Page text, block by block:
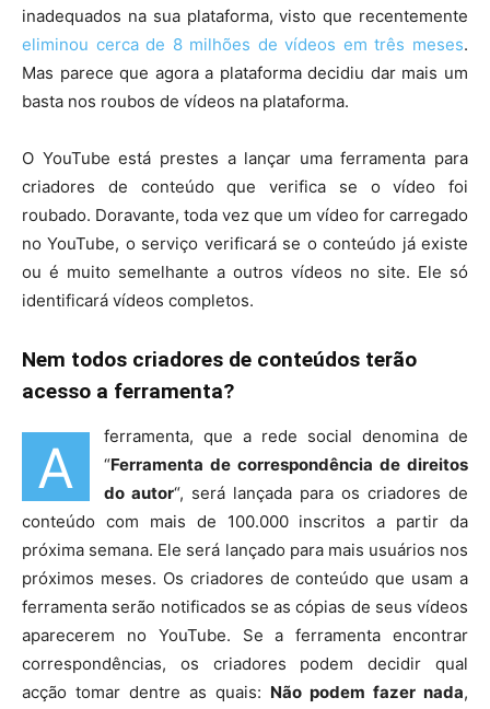
inadequados na sua plataforma, visto que recentemente
eliminou cerca de 8 milhões de vídeos em três meses.
Mas parece que agora a plataforma decidiu dar mais um
basta nos roubos de vídeos na plataforma.
O YouTube está prestes a lançar uma ferramenta para
criadores de conteúdo que verifica se o vídeo foi
roubado. Doravante, toda vez que um vídeo for carregado
no YouTube, o serviço verificará se o conteúdo já existe
ou é muito semelhante a outros vídeos no site. Ele só
identificará vídeos completos.
Nem todos criadores de conteúdos terão
acesso a ferramenta?
A
ferramenta, que a rede social denomina de
“Ferramenta de correspondência de direitos
do autor“, será lançada para os criadores de
conteúdo com mais de 100.000 inscritos a partir da
próxima semana. Ele será lançado para mais usuários nos
próximos meses. Os criadores de conteúdo que usam a
ferramenta serão notificados se as cópias de seus vídeos
aparecerem no YouTube. Se a ferramenta encontrar
correspondências, os criadores podem decidir qual
acção tomar dentre as quais: Não podem fazer nada,